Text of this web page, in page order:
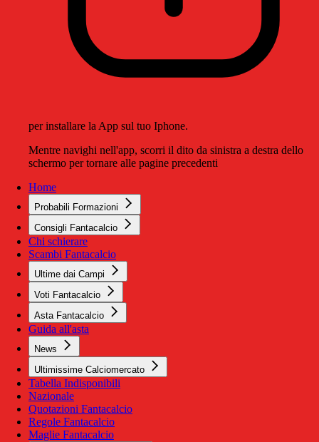
per installare la App sul tuo Iphone.
Mentre navighi nell'app, scorri il dito da sinistra a destra dello
schermo per tornare alle pagine precedenti
Home
Probabili Formazioni
Consigli Fantacalcio
Chi schierare
Scambi Fantacalcio
Ultime dai Campi
Voti Fantacalcio
Asta Fantacalcio
Guida all'asta
News
Ultimissime Calciomercato
Tabella Indisponibili
Nazionale
Quotazioni Fantacalcio
Regole Fantacalcio
Maglie Fantacalcio